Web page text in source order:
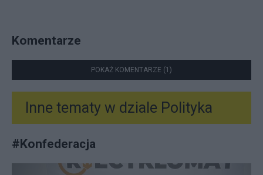
Komentarze
POKAŻ KOMENTARZE (1)
Inne tematy w dziale Polityka
#Konfederacja